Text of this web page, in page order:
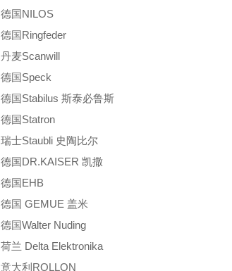
德国NILOS
德国Ringfeder
丹麦Scanwill
德国Speck
德国Stabilus 斯泰必鲁斯
德国Statron
瑞士Staubli 史陶比尔
德国DR.KAISER 凯撒
德国EHB
德国 GEMUE 盖米
德国Walter Nuding
荷兰 Delta Elektronika
意大利ROLLON